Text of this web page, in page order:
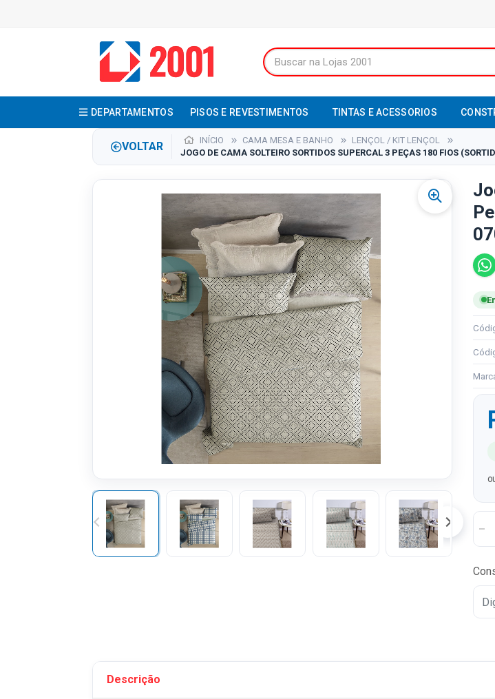
DEPARTAMENTOS PISOS E REVESTIMENTOS TINTAS E ACESSORIOS
VOLTAR INÍCIO CAMA MESA E BANHO
LENÇOL / KIT LENÇOL
JOGO DE CAMA SOLTEIRO SORTIDOS SUPERCAL 3 PEÇAS 180 FIOS
Descrição